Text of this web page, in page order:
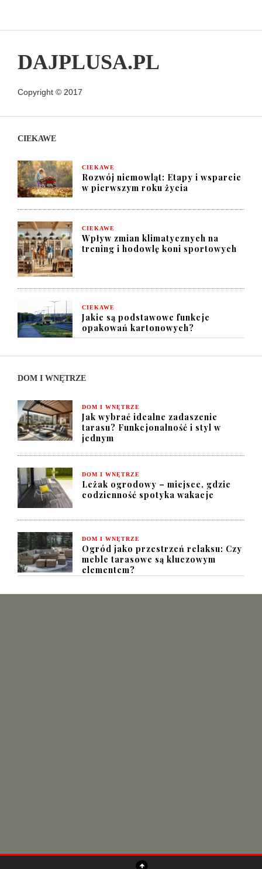
DAJPLUSA.PL
Copyright © 2017
CIEKAWE
CIEKAWE
Rozwój niemowląt: Etapy i wsparcie
w pierwszym roku życia
CIEKAWE
Wpływ zmian klimatycznych na
trening i hodowlę koni sportowych
CIEKAWE
Jakie są podstawowe funkcje
opakowań kartonowych?
DOM I WNĘTRZE
DOM I WNĘTRZE
Jak wybrać idealne zadaszenie
tarasu? Funkcjonalność i styl w
jednym
DOM I WNĘTRZE
Leżak ogrodowy – miejsce, gdzie
codzienność spotyka wakacje
DOM I WNĘTRZE
Ogród jako przestrzeń relaksu: Czy
meble tarasowe są kluczowym
elementem?